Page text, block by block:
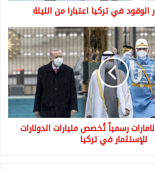
الوقود في تركيا اعتبارا من الليلة
رسمياً تُخصص مليارات الدولارات
للإستثمار في تركيا